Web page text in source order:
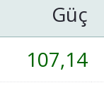
Güç
107,14